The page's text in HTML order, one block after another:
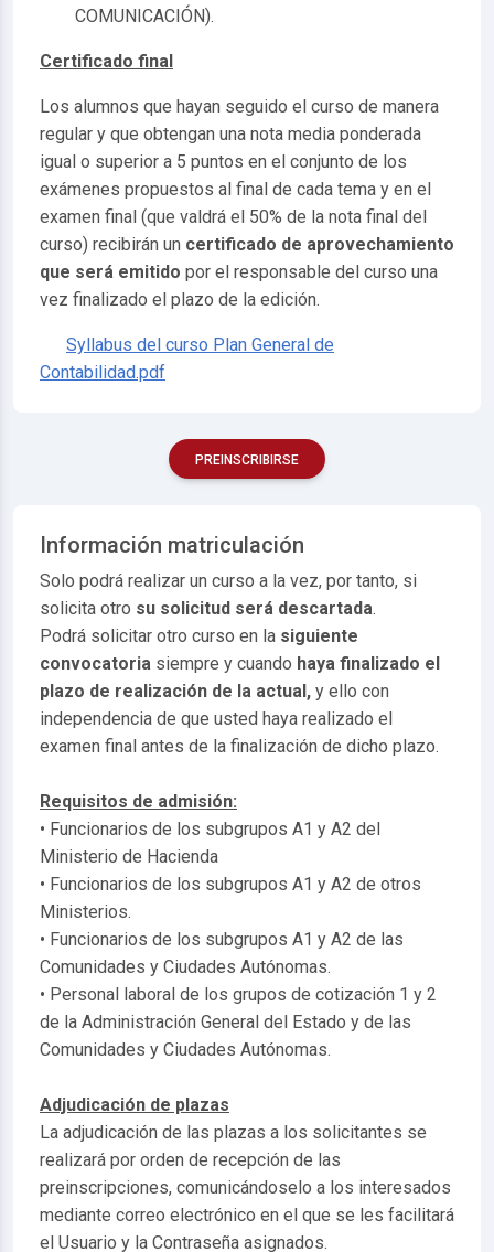
COMUNICACIÓN).
Certificado final
Los alumnos que hayan seguido el curso de manera
regular y que obtengan una nota media ponderada
igual o superior a 5 puntos en el conjunto de los
exámenes propuestos al final de cada tema y en el
examen final (que valdrá el 50% de la nota final del
curso) recibirán un certificado de aprovechamiento
que será emitido por el responsable del curso una
vez finalizado el plazo de la edición.
Syllabus del curso Plan General de
Contabilidad.pdf
PREINSCRIBIRSE
Información matriculación
Solo podrá realizar un curso a la vez, por tanto, si
solicita otro su solicitud será descartada.
Podrá solicitar otro curso en la siguiente
convocatoria siempre y cuando haya finalizado el
plazo de realización de la actual, y ello con
independencia de que usted haya realizado el
examen final antes de la finalización de dicho plazo.
Requisitos de admisión:
• Funcionarios de los subgrupos A1 y A2 del
Ministerio de Hacienda
• Funcionarios de los subgrupos A1 y A2 de otros
Ministerios.
• Funcionarios de los subgrupos A1 y A2 de las
Comunidades y Ciudades Autónomas.
• Personal laboral de los grupos de cotización 1 y 2
de la Administración General del Estado y de las
Comunidades y Ciudades Autónomas.
Adjudicación de plazas
La adjudicación de las plazas a los solicitantes se
realizará por orden de recepción de las
preinscripciones, comunicándoselo a los interesados
mediante correo electrónico en el que se les facilitará
el Usuario y la Contraseña asignados.